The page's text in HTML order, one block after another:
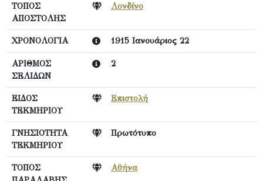
ΤΟΠΟΣ
ΑΠΟΣΤΟΛΗΣ
Λονδίνο
ΧΡΟΝΟΛΟΓΙΑ 1915 Ιανουάριος 22
ΑΡΙΘΜΟΣ
ΣΕΛΙΔΩΝ
2
ΕΙΔΟΣ
ΤΕΚΜΗΡΙΟΥ
Επιστολή
ΓΝΗΣΙΟΤΗΤΑ
ΤΕΚΜΗΡΙΟΥ
Πρωτότυπο
ΤΟΠΟΣ
Αθήνα